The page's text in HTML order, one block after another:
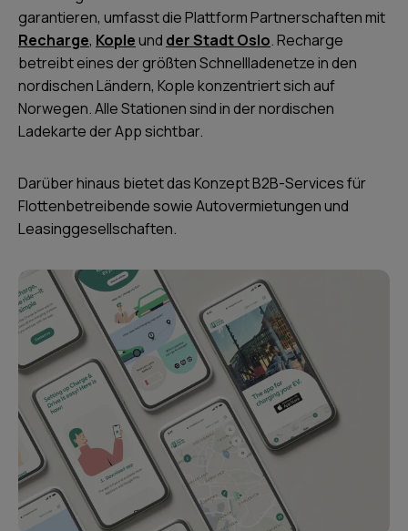
garantieren, umfasst die Plattform Partnerschaften mit
Recharge, Kopleund der Stadt Oslo. Recharge
betreibt eines der größten Schnellladenetze in den
nordischen Ländern, Kople konzentriert sich auf
Norwegen. Alle Stationen sind in der nordischen
Ladekarte der App sichtbar.
Darüber hinaus bietet das Konzept B2B-Services für
Flottenbetreibende sowie Autovermietungen und
Leasinggesellschaften.